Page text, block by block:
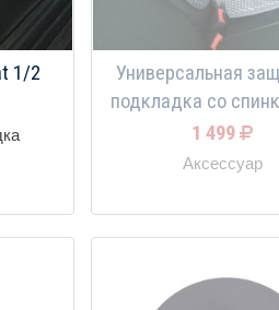
1/2
Универсальная
подкладка со
1 499
Аксессуар